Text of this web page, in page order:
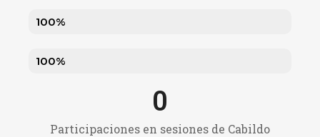
Asistencia a Cabildo
100%
Asistencia Comisiones
100%
0
Participaciones en sesiones de Cabildo​